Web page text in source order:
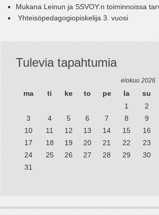
Mukana Leinun ja SSVOY:n toiminnoissa
Yhteisöpedagogiopiskelija 3. vuosi
Tulevia tapahtumia
elokuu 2026
ma ti ke to pe la
su
1
2
3
4 5 6 7 8
9
10
11 12 13 14 15
16
17
18 19 20 21 22
23
24
25 26 27 28 29
30
31